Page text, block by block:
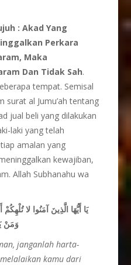
: Akad Yang
Perkara
Maka
Dan Tidak Sah.
tempat. Semisal
surat al Jumu’ah tentang
jual beli yang dilakukan
laki yang telah
amalan yang
kewajiban,
Allah Subhanahu wa
يَا أَيُّهَا الَّذِينَ آمَنُوا لا
وَمَنْ
janganlah harta-
kamu dari